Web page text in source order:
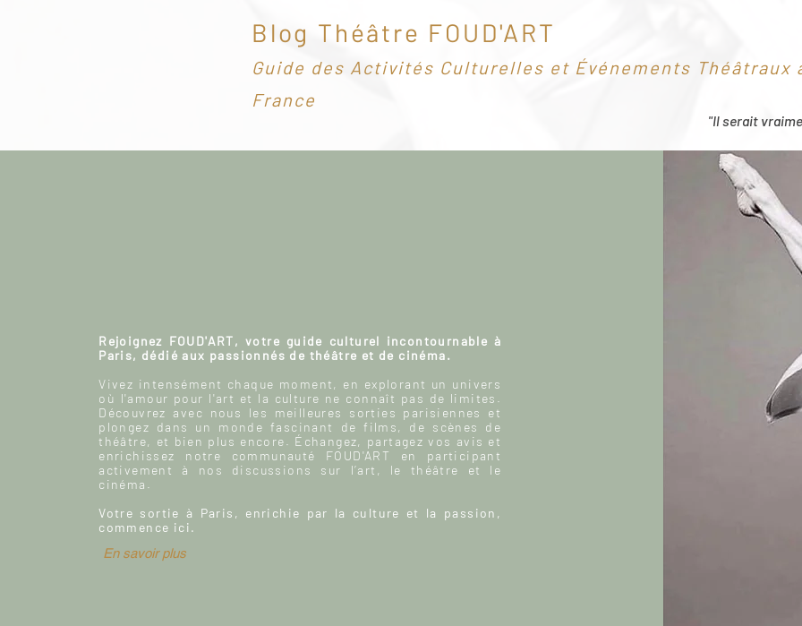
Blog Théâtre FOUD'ART
Guide des Activités Culturelles et Événements Théâtraux
France
"Il serait
Rejoignez FOUD'ART, votre guide culturel incontournable à
Paris, dédié aux passionnés de théâtre et de cinéma.
Vivez intensément chaque moment, en explorant un univers
où l'amour pour l'art et la culture ne connaît pas de limites.
Découvrez avec nous les meilleures sorties parisiennes et
plongez dans un monde fascinant de films, de scènes de
théâtre, et bien plus encore. Échangez, partagez vos avis et
enrichissez notre communauté FOUD'ART en participant
activement à nos discussions sur l’art, le théâtre et le
cinéma.
Votre sortie à Paris, enrichie par la culture et la passion,
commence ici.
En savoir plus